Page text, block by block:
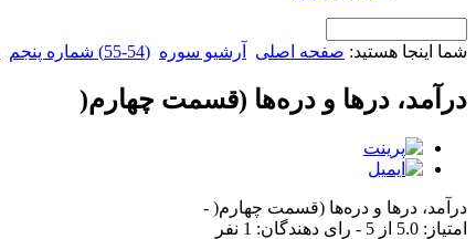
شما اینجا هستید: صفحه اصلی آرشیو سوره (54-55) شماره پنجم
درآمد، درها و دره‌ها (قسمت چهارم(
درآمد، درها و دره‌ها (قسمت چهارم( -
امتياز: 5.0 از 5 - رای دهندگان: 1 نفر